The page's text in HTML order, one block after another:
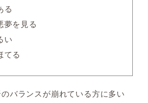
る
夢を見る
い
てる
バランスが崩れている方に多い